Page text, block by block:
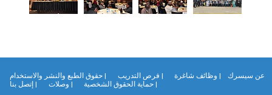
سيسرك | وظائف شاغرة | فرص التدريب
| حقوق الطبع والنشر والاستخدام
| حماية الحقوق الشخصية
| وصلات | إتصل بنا